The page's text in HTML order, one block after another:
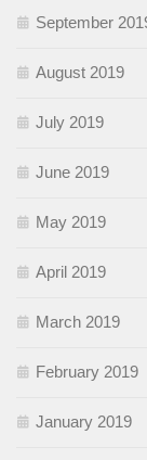
September
August 2019
July 2019
June 2019
May 2019
April 2019
March 2019
February 2019
January 2019